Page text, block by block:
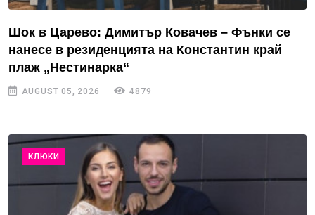
Шок в Царево: Димитър Ковачев – Фънки се
нанесе в резиденцията на Константин край
плаж „Нестинарка“
AUGUST 05, 2026 4879
КЛЮКИ